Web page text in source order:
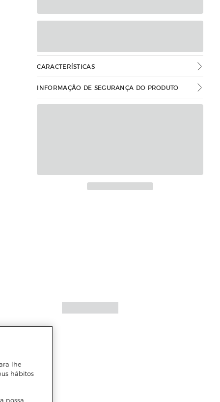
CARACTERÍSTICAS
INFORMAÇÃO DE SEGURANÇA DO PRODUTO
lhe
hábitos
nossa